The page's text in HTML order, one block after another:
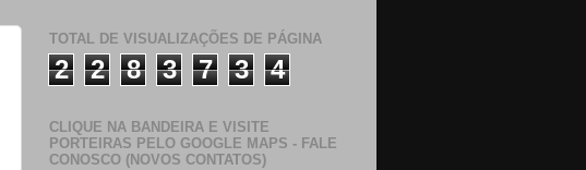
TOTAL DE VISUALIZAÇÕES DE PÁGINA
2 2 8 3 7 3 4
CLIQUE NA BANDEIRA E VISITE
PORTEIRAS PELO GOOGLE MAPS - FALE
CONOSCO (NOVOS CONTATOS)